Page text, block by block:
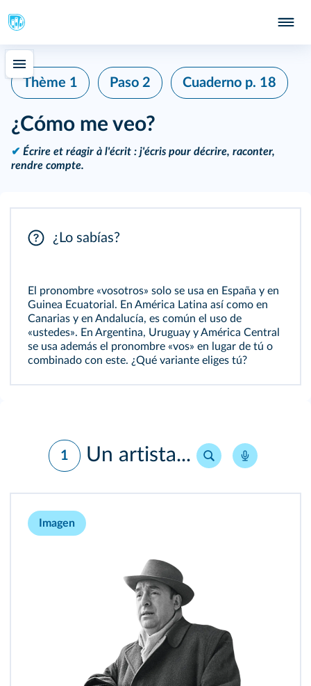
Thème 1 Paso 2 Cuaderno p. 18
¿Cómo me veo?
✔ Écrire et réagir à l'écrit : j'écris pour décrire, raconter,
rendre compte.
¿Lo sabías?
El pronombre «vosotros» solo se usa en España y en
Guinea Ecuatorial. En América Latina así como en
Canarias y en Andalucía, es común el uso de
«ustedes». En Argentina, Uruguay y América Central
se usa además el pronombre «vos» en lugar de tú o
combinado con este. ¿Qué variante eliges tú?
1 Un artista...
Imagen